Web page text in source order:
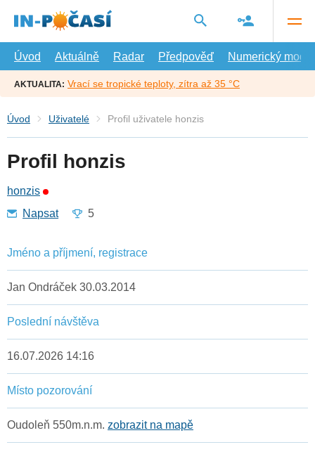
hlavní
Úvod
Aktuálně Radar Předpověď Numerický model
AKTUALITA: Vrací se tropické teploty, zítra až 35 °C
Úvod Uživatelé Profil uživatele honzis
Profil honzis
honzis
Napsat
5
Jméno a příjmení, registrace
Jan Ondráček 30.03.2014
Poslední návštěva
16.07.2026 14:16
Místo pozorování
Oudoleň 550m.n.m. zobrazit na mapě